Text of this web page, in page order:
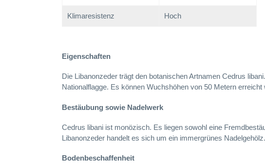
Klimaresistenz Hoch
Eigenschaften
Die Libanonzeder trägt den botanischen Artnamen Cedrus
Nationalflagge. Es können Wuchshöhen von 50 Metern
Bestäubung sowie Nadelwerk
Cedrus libani ist monözisch. Es liegen sowohl eine
Libanonzeder handelt es sich um ein immergrünes Nadelgehölz.
Bodenbeschaffenheit